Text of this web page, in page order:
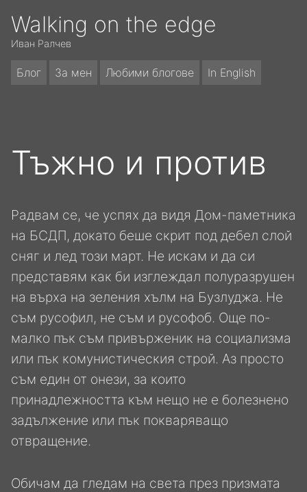
Walking on the edge
Иван Ралчев
Блог За мен Любими блогове In English
Тъжно и против
Радвам се, че успях да видя Дом-паметника
на БСДП, докато беше скрит под дебел слой
сняг и лед този март. Не искам и да си
представям как би изглеждал полуразрушен
на върха на зеления хълм на Бузлуджа. Не
съм русофил, не съм и русофоб. Още по-
малко пък съм привърженик на социализма
или пък комунистическия строй. Аз просто
съм един от онези, за които
принадлежността към нещо не е болезнено
задължение или пък покваряващо
отвращение.
Обичам да гледам на света през призмата